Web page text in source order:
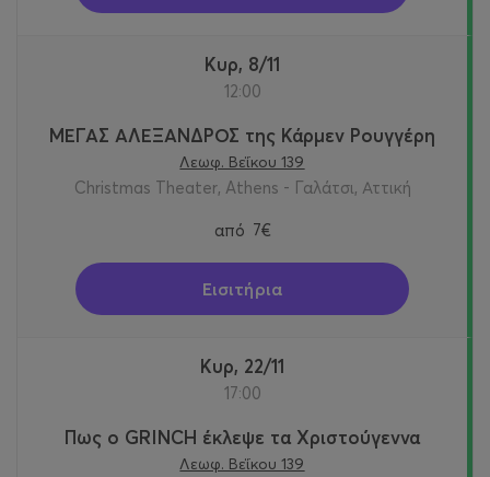
Κυρ, 8/11
12:00
ΜΕΓΑΣ ΑΛΕΞΑΝΔΡΟΣ της Κάρμεν Ρουγγέρη
Λεωφ. Βεΐκου 139
Christmas Theater, Athens - Γαλάτσι, Αττική
από 7€
Εισιτήρια
Κυρ, 22/11
17:00
Πως ο GRINCH έκλεψε τα Χριστούγεννα
Λεωφ. Βεΐκου 139